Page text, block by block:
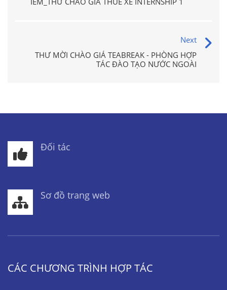
Next
THƯ MỜI CHÀO GIÁ TEABREAK - PHÒNG HỢP
TÁC ĐÀO TẠO NƯỚC NGOÀI
Đối tác
Sơ đồ trang web
CÁC CHƯƠNG TRÌNH HỢP TÁC